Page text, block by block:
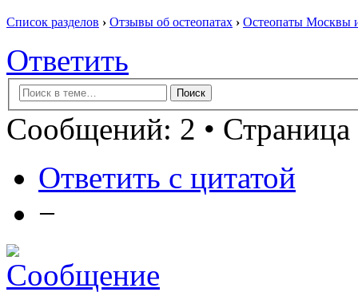
Список разделов › Отзывы об остеопатах › Остеопаты Москвы
Ответить
Сообщений: 2 • Страница
Ответить с цитатой
−